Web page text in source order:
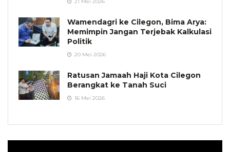
Wamendagri ke Cilegon, Bima Arya:
Memimpin Jangan Terjebak Kalkulasi
Politik
20 Mei 2026
Ratusan Jamaah Haji Kota Cilegon
Berangkat ke Tanah Suci
16 Mei 2026